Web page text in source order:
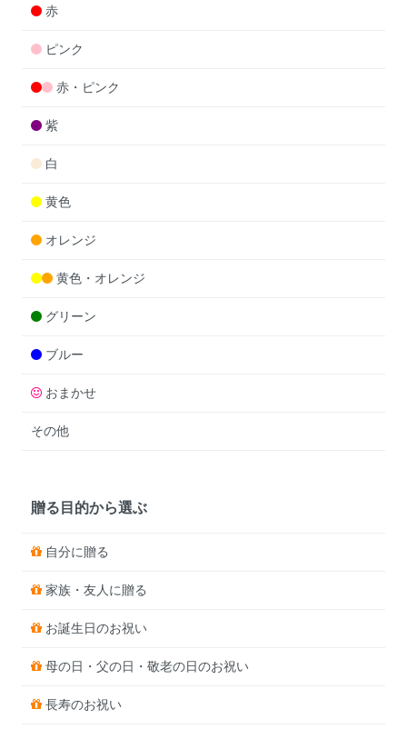
赤
ピンク
赤・ピンク
紫
白
黄色
オレンジ
黄色・オレンジ
グリーン
ブルー
おまかせ
その他
贈る目的から選ぶ
自分に贈る
家族・友人に贈る
お誕生日のお祝い
母の日・父の日・敬老の日のお祝い
長寿のお祝い